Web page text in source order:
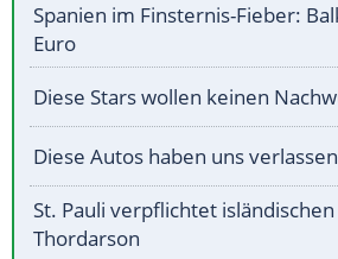
Spanien im Finsternis-Fieber:
Euro
Diese Stars wollen keinen
Diese Autos haben uns verlassen
St. Pauli verpflichtet
Thordarson